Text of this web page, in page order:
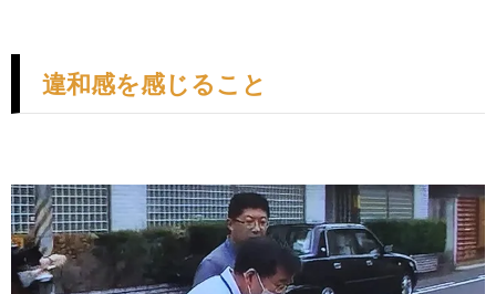
違和感を感じること